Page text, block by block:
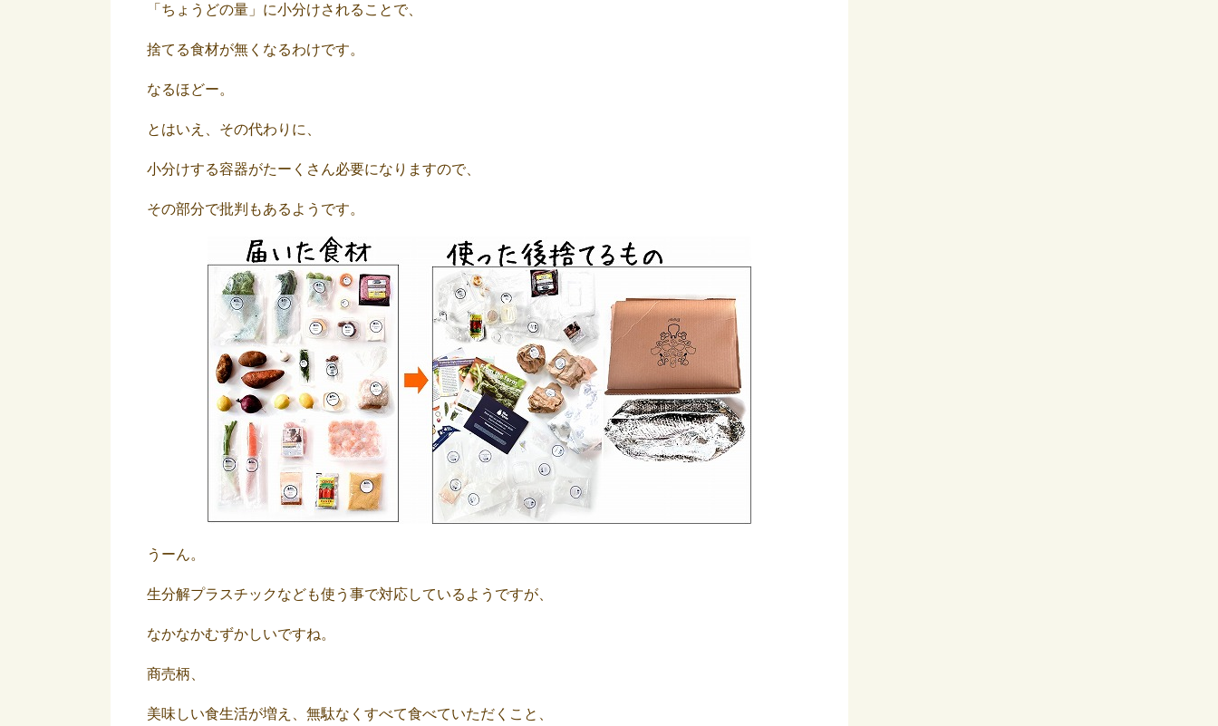
「ちょうどの量」に小分けされることで、
捨てる食材が無くなるわけです。
なるほどー。
とはいえ、その代わりに、
小分けする容器がたーくさん必要になりますので、
その部分で批判もあるようです。
うーん。
生分解プラスチックなども使う事で対応しているようですが、
なかなかむずかしいですね。
商売柄、
美味しい食生活が増え、無駄なくすべて食べていただくこと、